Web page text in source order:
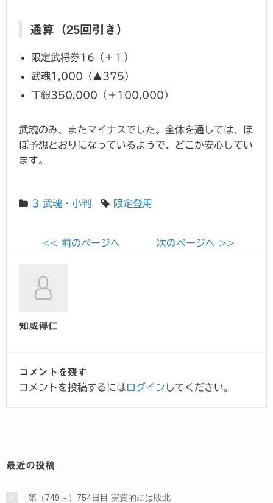
通算（25回引き）
限定武将券16（＋１）
武魂1,000（▲375）
丁銀350,000（＋100,000）
武魂のみ、またマイナスでした。全体を通しては、ほ
ぼ予想とおりになっているようで、どこか安心してい
ます。
3 武魂・小判 限定登用
<< 前のページへ 次のページへ >>
知威得仁
コメントを残す
コメントを投稿するにはログイン してください。
最近の投稿
第（749～）754日目 実質的には敗北